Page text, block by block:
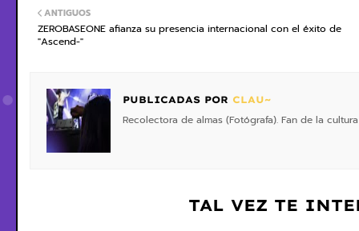
ANTIGUOS
ZEROBASEONE afianza su presencia internacional con el éxito de
"Ascend-"
PUBLICADAS POR CLAU~
Recolectora de almas (Fotógrafa). Fan de la
TAL VEZ TE